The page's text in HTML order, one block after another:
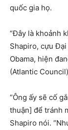
quốc gia họ.
“Đây là khoảnh
Shapiro, cựu
Obama, hiện
(Atlantic
“Ông ấy sẽ cố
thuận] để tránh
Shapiro nói.